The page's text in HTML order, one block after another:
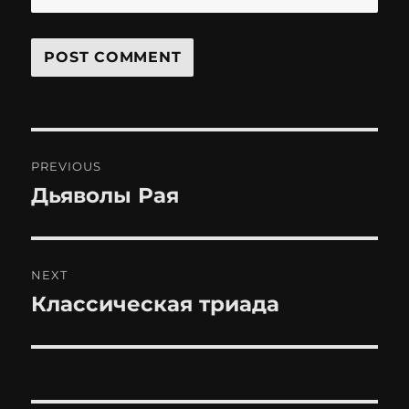
navigation
PREVIOUS
Previous
Дьяволы Рая
NEXT
Next
Классическая триада